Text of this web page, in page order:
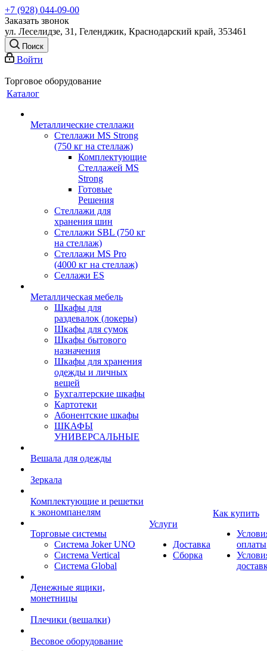
+7 (928) 044-09-00
Заказать звонок
ул. Леселидзе, 31, Геленджик, Краснодарский край, 353461
Поиск
Войти
Торговое оборудование
Каталог
Металлические стеллажи
Стеллажи MS Strong
(750 кг на стеллаж)
Комплектующие
Стеллажей MS
Strong
Готовые
Решения
Стеллажи для
хранения шин
Стеллажи SBL (750 кг
на стеллаж)
Стеллажи MS Pro
(4000 кг на стеллаж)
Селлажи ES
Металлическая мебель
Шкафы для
раздевалок (локеры)
Шкафы для сумок
Шкафы бытового
назначения
Шкафы для хранения
одежды и личных
вещей
Бухгалтерские шкафы
Картотеки
Абонентские шкафы
ШКАФЫ
УНИВЕРСАЛЬНЫЕ
Вешала для одежды
Зеркала
Комплектующие и решетки
к экономпанелям
Торговые системы
Система Joker UNO
Система Vertical
Система Global
Денежные ящики,
монетницы
Плечики (вешалки)
Весовое оборудование
Услуги
Доставка
Сборка
Как купить
оплаты